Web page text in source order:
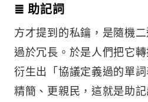
≣ 助記詞
方才提到的私鑰，是隨機
過於冗長。於是人們把它
衍生出「協議定義過的單
精簡、更親民，這就是助